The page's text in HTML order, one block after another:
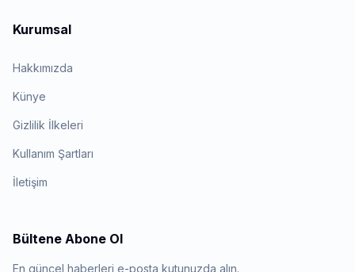
Kurumsal
Hakkımızda
Künye
Gizlilik İlkeleri
Kullanım Şartları
İletişim
Bültene Abone Ol
En güncel haberleri e-posta kutunuzda alın.